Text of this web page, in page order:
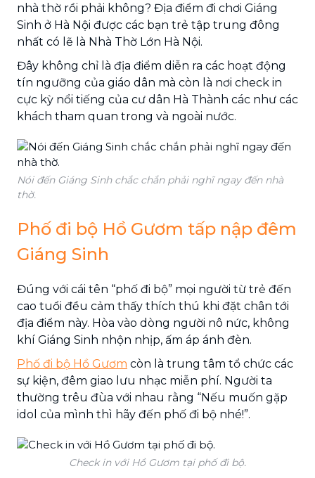
nhà thờ rồi phải không? Địa điểm đi chơi Giáng
Sinh ở Hà Nội được các bạn trẻ tập trung đông
nhất có lẽ là Nhà Thờ Lớn Hà Nội.
Đây không chỉ là địa điểm diễn ra các hoạt động
tín ngưỡng của giáo dân mà còn là nơi check in
cực kỳ nổi tiếng của cư dân Hà Thành các như các
khách tham quan trong và ngoài nước.
Nói đến Giáng Sinh chắc chắn phải nghĩ ngay đến nhà
thờ.
Phố đi bộ Hồ Gươm tấp nập đêm
Giáng Sinh
Đúng với cái tên “phố đi bộ” mọi người từ trẻ đến
cao tuổi đều cảm thấy thích thú khi đặt chân tới
địa điểm này. Hòa vào dòng người nô nức, không
khí Giáng Sinh nhộn nhịp, ấm áp ánh đèn.
Phố đi bộ Hồ Gươm còn là trung tâm tổ chức các
sự kiện, đêm giao lưu nhạc miễn phí. Người ta
thường trêu đùa với nhau rằng “Nếu muốn gặp
idol của mình thì hãy đến phố đi bộ nhé!”.
Check in với Hồ Gươm tại phố đi bộ.